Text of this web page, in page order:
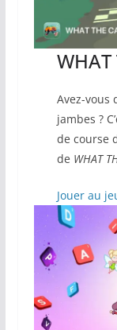
WHAT
Avez-vous
jambes ?
de course
de WHAT
Jouer au